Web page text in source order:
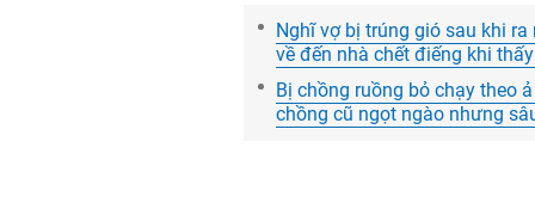
Nghĩ vợ bị trúng gió sau khi
về đến nhà chết điếng khi
Bị chồng ruồng bỏ chạy theo
chồng cũ ngọt ngào nhưng